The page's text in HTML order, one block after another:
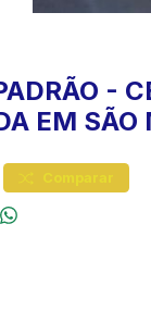
-
EM SÃO
Comparar